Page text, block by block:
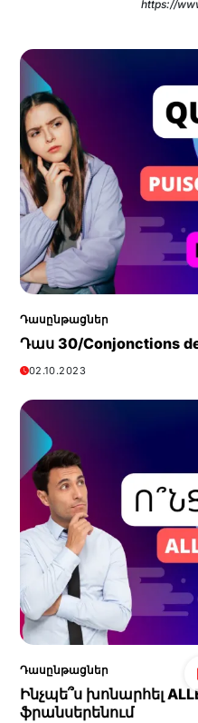
https://
Դասընթացներ
Դաս 30/Conjonctions
02.10.2023
Դասընթացներ
Ինչպե՞ս խոնարհել
ֆրանսերենում